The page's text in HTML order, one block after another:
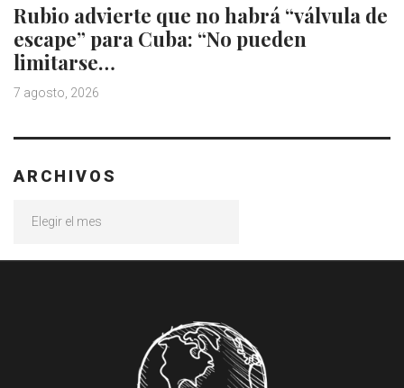
Rubio advierte que no habrá “válvula de
escape” para Cuba: “No pueden
limitarse…
7 agosto, 2026
ARCHIVOS